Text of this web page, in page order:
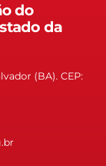
do
da
(BA). CEP: